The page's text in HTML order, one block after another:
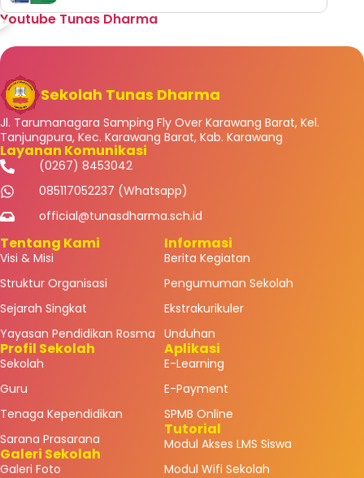
Youtube Tunas Dharma
Sekolah Tunas Dharma
Jl. Tarumanagara Samping Fly Over Karawang Barat, Kel.
Tanjungpura, Kec. Karawang Barat, Kab. Karawang
Layanan Komunikasi
(0267) 8453042
085117052237 (Whatsapp)
official@tunasdharma.sch.id
Tentang Kami
Visi & Misi
Struktur Organisasi
Sejarah Singkat
Yayasan Pendidikan Rosma
Profil Sekolah
Sekolah
Guru
Tenaga Kependidikan
Sarana Prasarana
Galeri Sekolah
Galeri Foto
Informasi
Berita Kegiatan
Pengumuman Sekolah
Ekstrakurikuler
Unduhan
Aplikasi
E-Learning
E-Payment
SPMB Online
Tutorial
Modul Akses LMS Siswa
Modul Wifi Sekolah